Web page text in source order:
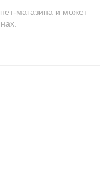
магазина и может